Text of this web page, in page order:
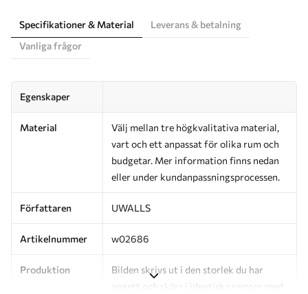
Specifikationer & Material
Leverans & betalning
Vanliga frågor
Egenskaper
Material
Välj mellan tre högkvalitativa material,
vart och ett anpassat för olika rum och
budgetar. Mer information finns nedan
eller under kundanpassningsprocessen.
Författaren UWALLS
Artikelnummer w02686
Produktion
Bilden skrivs ut i den storlek du har
angett och skärs i identiska remsor med